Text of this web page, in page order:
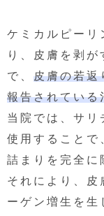
ケミカルピーリ
り、皮膚を剥
で、 皮膚の若返
報告されている
当院では、サリ
使用することで
詰まりを完全に
それにより、皮
ーゲン増生を生